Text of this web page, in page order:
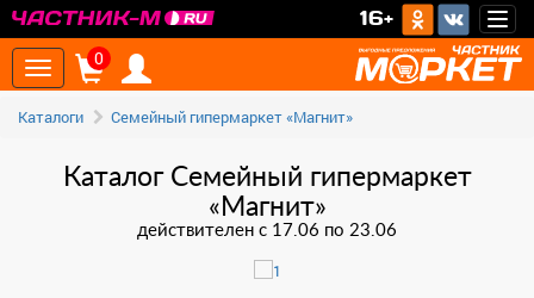
16+
Toggle
navigation
0
Каталоги Семейный гипермаркет «Магнит»
Каталог Семейный гипермаркет
«Магнит»
действителен с 17.06 по 23.06